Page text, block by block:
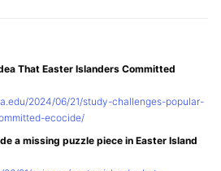
That Easter Islanders Committed
2024/06/21/study-challenges-popular-
ecocide/
a missing puzzle piece in Easter Island